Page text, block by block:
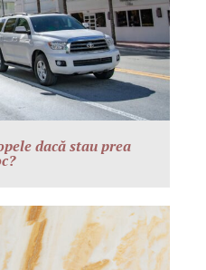
dacă stau prea